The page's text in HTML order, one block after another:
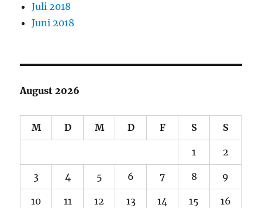
Juli 2018
Juni 2018
August 2026
M D M D F S S
1 2
3 4 5 6 7 8 9
10 11 12 13 14 15 16